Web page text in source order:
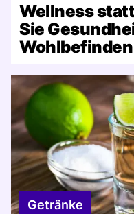
Wellness
Sie
Wohlbefinden
Getränke